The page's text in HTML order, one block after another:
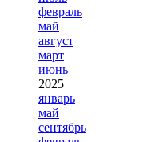
февраль
май
август
март
июнь
2025
январь
май
сентябрь